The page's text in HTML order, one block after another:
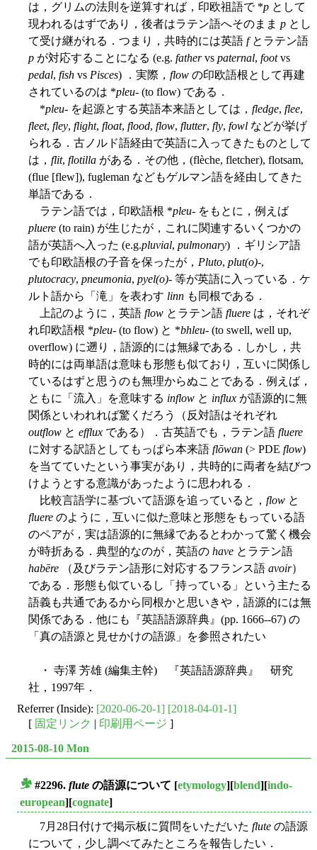
は，グリムの法則を逆算すれば，印欧祖語で *p として
現われるはずであり，後者はラテン語へそのまま p とし
て受け継がれる．つまり，共時的には英語 fとラテン語
p が対応することになる (e.g. fathervs paternal, footvs
pedal, fish vs Pisces) ．実際， flow の印欧語根として再建
されているのは *pleu- (to flow) である．
*pleu- を起源とする英語本来語としては， fledge, flee,
fleet, fley, flight, float, flood, flow, flutter, fly, fowl などが挙げ
られる．古ノルド語経由で英語に入ってきたものとして
は， flit, flotilla がある．その他，(flèche, fletcher), flotsam,
(flue [flew]), fugleman などもゲルマン語を経由してきた
単語である．
ラテン語では，印欧語根 *pleu- をもとに，例えば
pluere (to rain) が生じたが，これに関連するいくつかの
語が英語へ入った (e.g.pluvial, pulmonary) ．ギリシア語
でも印欧語根の子音を保ったが， Pluto, plut(o)-,
plutocracy, pneumonia, pyel(o)- 等が英語に入っている．ケ
ルト語から「滝」を表わす linn も同根である．
上記のように，英語 flow とラテン語 fluere は，それぞ
れ印欧語根 *pleu- (to flow) と *bhleu- (to swell, well up,
overflow) に遡り，語源的には無縁である．しかし，共
時的には両単語は意味も形態も似ており，互いに関係し
ているはずと思うのも無理からぬことである．例えば，
ともに「流入」を意味する inflow と influx が語源的に無
関係といわれれば驚くだろう（反対語はそれぞれ
outflow と efflux である）．古英語でも，ラテン語 fluere
に対する訳語としてもっぱら本来語 flōwan (> PDE flow)
を当てていたという事実があり，共時的に両者を結びつ
けようとする意識があったように思われる．
比較言語学に基づいて語源を追っていると， flow と
fluere のように，互いに似た意味と形態をもっている語
のペアが，実は語源的に無縁であるとわかって驚く機会
が時折ある．典型的なのが，英語の have とラテン語
habēre （及びラテン語形に対応するフランス語 avoir）
である．形態も似ているし「持っている」という主たる
語義も共通であるから同根かと思いきや，語源的には無
関係である．他にも『英語語源辞典』(pp. 1666--67) の
「真の語源と見せかけの語源」を参照されたい
・ 寺澤 芳雄 (編集主幹) 『英語語源辞典』 研究
社，1997年．
Referrer (Inside): [2020-06-20-1] [2018-04-01-1]
[ 固定リンク 印刷用ページ ]
2015-08-10 Mon
#2296. flute の語源について [etymology][blend][indo-
european][cognate]
7月28日付けで掲示板に質問をいただいた flute の語源
について，少し調べてみたところを報告したい．